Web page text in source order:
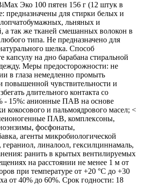
Эко 100 пятен 156 г (12 штук в
предназначены для стирки белых и
льняных и
а так же тканей смешанных волокон в
типа. Не предназначено для
шелка. Способ
капсулу на дно барабана стиральной
Меры предосторожности: не
в глаза немедленно промыть
повышенной чувствительности и
длительного контакта со
- 15%: анионные ПАВ на основе
кокосового и пальмоядрового масел; <
ПАВ, комплексоны,
фосфонаты,
агенты микробиологической
гераниол, линалоол, гексилциннамаль,
ранить в крытых вентилируемых
на расстоянии не менее 1 м от
при температуре от +20 °С до +30
от 40% до 60%. Срок годности: 18